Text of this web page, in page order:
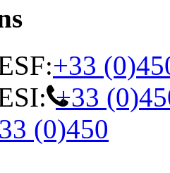
+33
+33
(0)450